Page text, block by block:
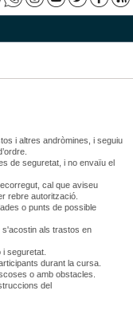
i altres andròmines, i seguiu
de seguretat, i no envaïu el
cal que aviseu
rebre autorització.
o punts de possible
s'acostin als trastos en
seguretat.
durant la cursa.
o amb obstacles.
del